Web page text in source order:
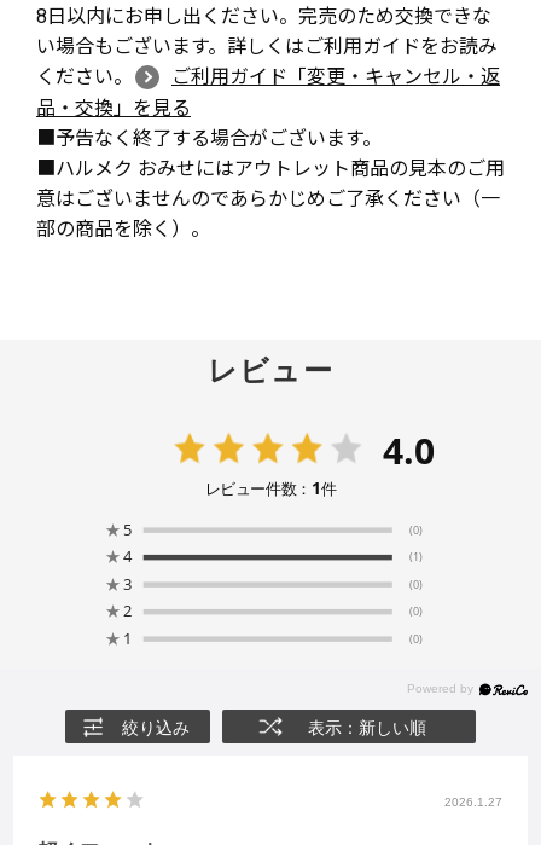
8日以内にお申し出ください。完売のため交換できな
い場合もございます。詳しくはご利用ガイドをお読み
ください。
ご利用ガイド「変更・キャンセル・返
品・交換」を見る
■予告なく終了する場合がございます。
■ハルメク おみせにはアウトレット商品の見本のご用
意はございませんのであらかじめご了承ください（一
部の商品を除く）。
レビュー
4.0
レビュー件数： 1件
★ 5 (0)
★4 (1)
★3 (0)
★2 (0)
★ 1 (0)
絞り込み 表示：新しい順
2026.1.27